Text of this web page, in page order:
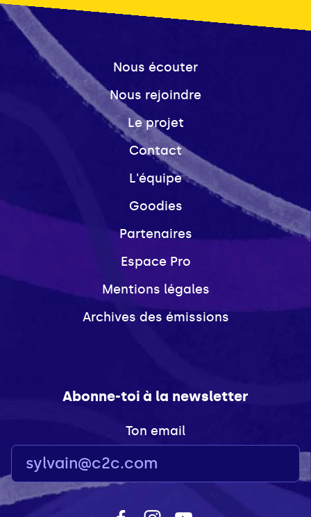
Nous écouter
Nous rejoindre
Le projet
Contact
L'équipe
Goodies
Partenaires
Espace Pro
Mentions légales
Archives des émissions
Abonne-toi à la newsletter
Ton email